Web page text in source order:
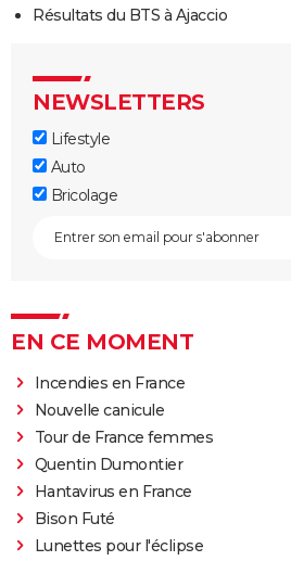
Résultats du BTS à Ajaccio
NEWSLETTERS
Lifestyle
Auto
Bricolage
EN CE MOMENT
Incendies en France
Nouvelle canicule
Tour de France femmes
Quentin Dumontier
Hantavirus en France
Bison Futé
Lunettes pour l'éclipse